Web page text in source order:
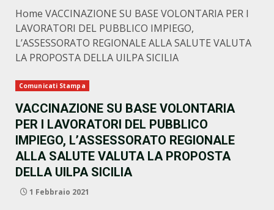
Home VACCINAZIONE SU BASE VOLONTARIA PER I
LAVORATORI DEL PUBBLICO IMPIEGO,
L’ASSESSORATO REGIONALE ALLA SALUTE VALUTA
LA PROPOSTA DELLA UILPA SICILIA
Comunicati Stampa
VACCINAZIONE SU BASE VOLONTARIA
PER I LAVORATORI DEL PUBBLICO
IMPIEGO, L’ASSESSORATO REGIONALE
ALLA SALUTE VALUTA LA PROPOSTA
DELLA UILPA SICILIA
1 Febbraio 2021